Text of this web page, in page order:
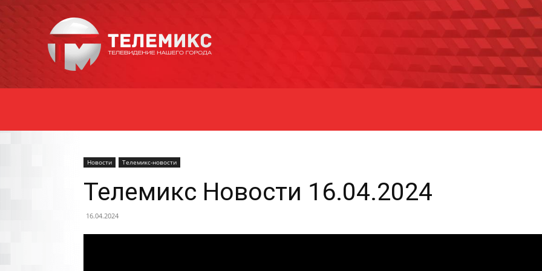
Уссурийска
Новости Телемикс-новости
Телемикс Новости 16.04.2024
16.04.2024